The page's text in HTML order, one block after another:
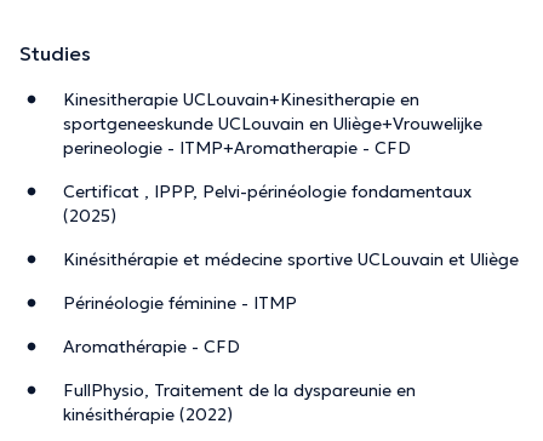
Studies
Kinesitherapie UCLouvain+Kinesitherapie en
sportgeneeskunde UCLouvain en Uliège+Vrouwelijke
perineologie - ITMP+Aromatherapie - CFD
Certificat , IPPP, Pelvi-périnéologie fondamentaux
(2025)
Kinésithérapie et médecine sportive UCLouvain et Uliège
Périnéologie féminine - ITMP
Aromathérapie - CFD
FullPhysio, Traitement de la dyspareunie en
kinésithérapie (2022)